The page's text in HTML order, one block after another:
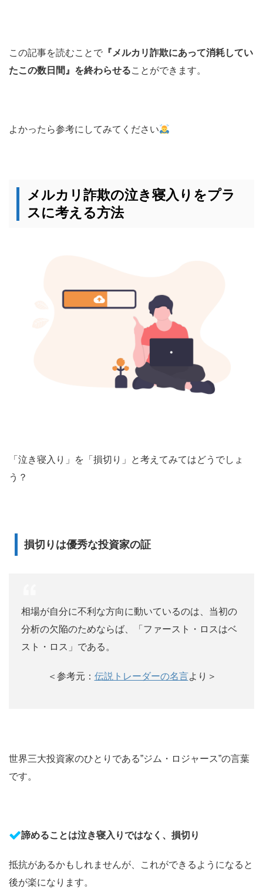
この記事を読むことで 『メルカリ詐欺にあって消耗してい
たこの数日間』を終わらせることができます。
よかったら参考にしてみてください
メルカリ詐欺の泣き寝入りをプラ
スに考える方法
「泣き寝入り」を「損切り」と考えてみてはどうでしょ
う？
損切りは優秀な投資家の証
相場が自分に不利な方向に動いているのは、当初の
分析の欠陥のためならば、「ファースト・ロスはベ
スト・ロス」である。
＜参考元： 伝説トレーダーの名言より＞
世界三大投資家のひとりである”ジム・ロジャース”の言葉
です。
諦めることは泣き寝入りではなく、損切り
抵抗があるかもしれませんが、これができるようになると
後が楽になります。